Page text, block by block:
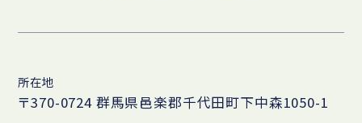
所在地
〒370-0724 群馬県邑楽郡千代田町下中森1050-1